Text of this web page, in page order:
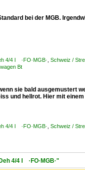
bei der MGB.
4/4 I ·FO·MGB· Schweiz /
Bt
sie bald ausgemustert
und hellrot. Hier mit
4/4 I ·FO·MGB· Schweiz /
4/4 I ·FO·MGB·"